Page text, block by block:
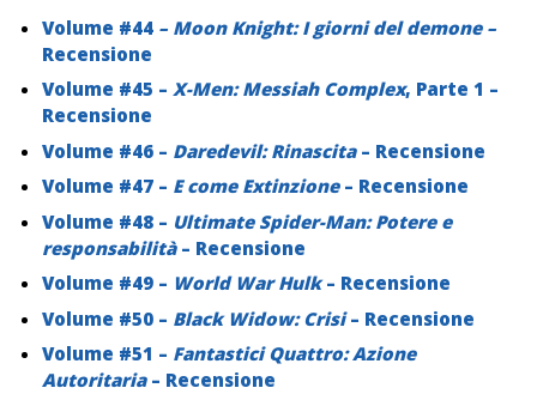
Volume #44 – Moon Knight: I giorni del demone –
Recensione
Volume #45 – X-Men: Messiah Complex, Parte 1 –
Recensione
Volume #46 – Daredevil: Rinascita– Recensione
Volume #47 – E come Extinzione– Recensione
Volume #48 – Ultimate Spider-Man: Potere e
responsabilità– Recensione
Volume #49 – World War Hulk– Recensione
Volume #50 – Black Widow: Crisi– Recensione
Volume #51 – Fantastici Quattro: Azione
Autoritaria– Recensione